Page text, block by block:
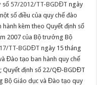
số 57/2012/TT-BGDĐT ngày
số điều của quy chế đào
kèm theo Quyết định số
2007 của Bộ trưởng Bộ
TT-BGDĐT ngày 15 tháng
Đào tạo ban hành quy chế
Quyết định số 22/QĐ-BGDĐT
Bộ Giáo dục và Đào tạo quy